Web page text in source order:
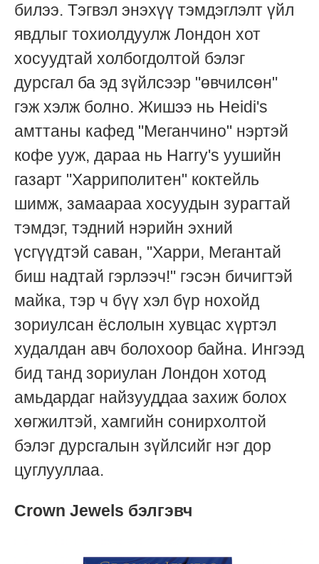
билээ. Тэгвэл энэхүү тэмдэглэлт үйл
явдлыг тохиолдуулж Лондон хот
хосуудтай холбогдолтой бэлэг
дурсгал ба эд зүйлсээр "өвчилсөн"
гэж хэлж болно. Жишээ нь Heidi's
амттаны кафед "Меганчино" нэртэй
кофе ууж, дараа нь Harry's уушийн
газарт "Харриполитен" коктейль
шимж, замаараа хосуудын зурагтай
тэмдэг, тэдний нэрийн эхний
үсгүүдтэй саван, "Харри, Мегантай
биш надтай гэрлээч!" гэсэн бичигтэй
майка, тэр ч бүү хэл бүр нохойд
зориулсан ёслолын хувцас хүртэл
худалдан авч болохоор байна. Ингээд
бид танд зориулан Лондон хотод
амьдардаг найзууддаа захиж болох
хөгжилтэй, хамгийн сонирхолтой
бэлэг дурсгалын зүйлсийг нэг дор
цуглууллаа.
Crown Jewels бэлгэвч